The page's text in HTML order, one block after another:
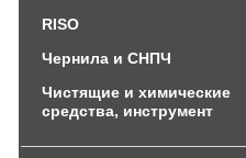
RISO
Чернила и СНПЧ
Чистящие и химические
средства, инструмент